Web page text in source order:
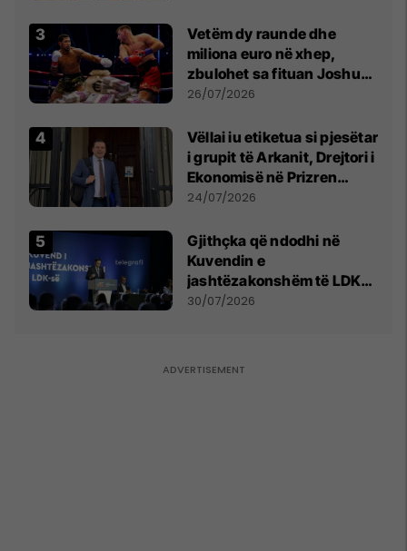
Vetëm dy raunde dhe
miliona euro në xhep,
zbulohet sa fituan Joshua
e Prenga
26/07/2026
Vëllai iu etiketua si pjesëtar
i grupit të Arkanit, Drejtori i
Ekonomisë në Prizren
mohon pretendimet
24/07/2026
Gjithçka që ndodhi në
Kuvendin e
jashtëzakonshëm të LDK-
së
30/07/2026